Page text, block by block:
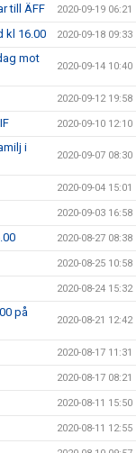
till ÄFF 2020-09-19 06:21
kl 16.00 2020-09-18 09:33
mot
2020-09-14 10:40
2020-09-12 19:58
2020-09-10 12:10
i
2020-09-07 08:30
2020-09-04 15:01
2020-09-03 16:58
2020-08-27 08:38
2020-08-25 10:58
2020-08-24 15:32
på
2020-08-21 12:42
2020-08-17 11:31
2020-08-17 08:21
2020-08-11 15:50
2020-08-11 12:55